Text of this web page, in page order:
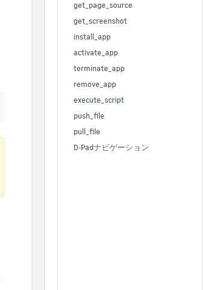
get_page_source
get_screenshot
install_app
activate_app
terminate_app
remove_app
execute_script
push_file
pull_file
D-Padナビゲーション